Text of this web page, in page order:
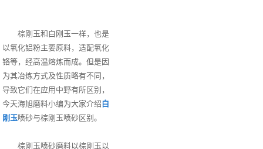
棕刚玉和白刚玉一样，也是
以氧化铝粉主要原料，适配氧化
铬等，经高温熔炼而成。但是因
为其冶炼方式及性质略有不同，
导致它们在应用中野有所区别，
今天海旭磨料小编为大家介绍 白
刚玉喷砂与棕刚玉喷砂区别。
棕刚玉喷砂磨料以棕刚玉以